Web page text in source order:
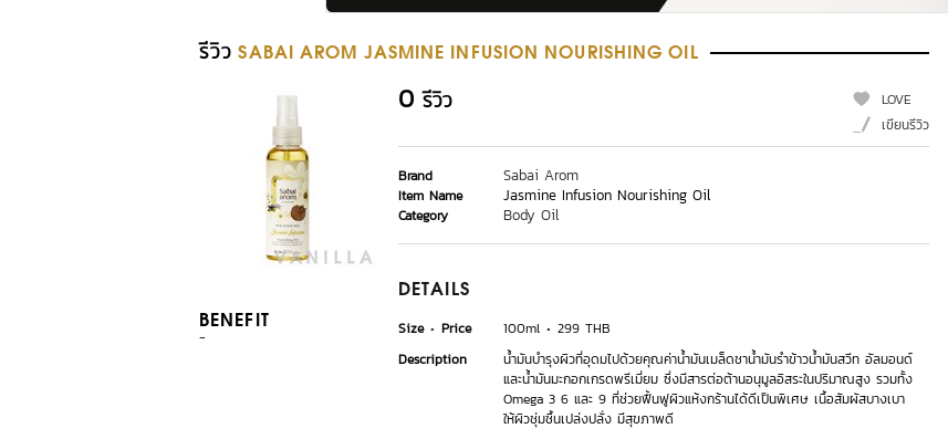
รีวิว SABAI AROM JASMINE INFUSION NOURISHING OIL
BENEFIT
-
0 รีวิว
LOVE
เขียนรีวิว
Brand Sabai Arom
Item Name Jasmine Infusion Nourishing Oil
Category Body Oil
DETAILS
Size Price 100ml
299 THB
Description
น้ำมันบำรุงผิวที่อุดมไปด้วยคุณค่าน้ำมันเมล็ดชาน้ำมันรำข้าวน้ำมันสวีท อัลมอนด์
และน้ำมันมะกอกเกรดพรีเมี่ยม ซึ่งมีสารต่อต้านอนุมูลอิสระในปริมาณสูง รวมทั้ง
Omega 3 6 และ 9 ที่ช่วยฟื้นฟูผิวแห้งกร้านได้ดีเป็นพิเศษ เนื้อสัมผัสบางเบา
ให้ผิวชุ่มชื้นเปล่งปลั่ง มีสุขภาพดี